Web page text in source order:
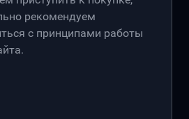
рекомендуем
с принципами работы